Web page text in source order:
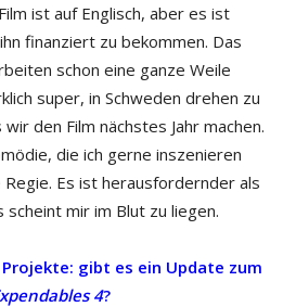
ist auf Englisch, aber es ist
finanziert zu bekommen. Das
schon eine ganze Weile
super, in Schweden drehen zu
den Film nächstes Jahr machen.
die ich gerne inszenieren
Es ist herausfordernder als
scheint mir im Blut zu liegen.
gibt es ein Update zum
4?